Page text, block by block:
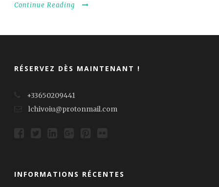
Continue Reading
RÉSERVEZ DÈS MAINTENANT !
+33650209441
lchivoiu@protonmail.com
INFORMATIONS RÉCENTES